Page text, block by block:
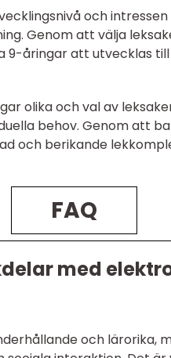
och
Genom att välja
9-åringar att utvecklas
olika och val av
behov. Genom att
och berikande
FAQ
med
och lärorika,